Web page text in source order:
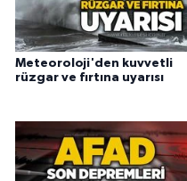
Meteoroloji'den kuvvetli
rüzgar ve fırtına uyarısı